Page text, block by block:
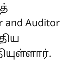
Auditor